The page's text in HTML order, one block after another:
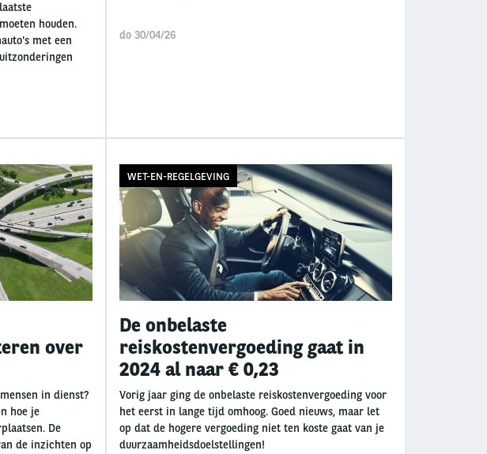
houden.
met een
do 30/04/26
over
in dienst?
hoe je
De
de inzichten op
WET-EN-REGELGEVING
De onbelaste
reiskostenvergoeding gaat in
2024 al naar € 0,23
Vorig jaar ging de onbelaste reiskostenvergoeding voor
het eerst in lange tijd omhoog. Goed nieuws, maar let
op dat de hogere vergoeding niet ten koste gaat van je
duurzaamheidsdoelstellingen!